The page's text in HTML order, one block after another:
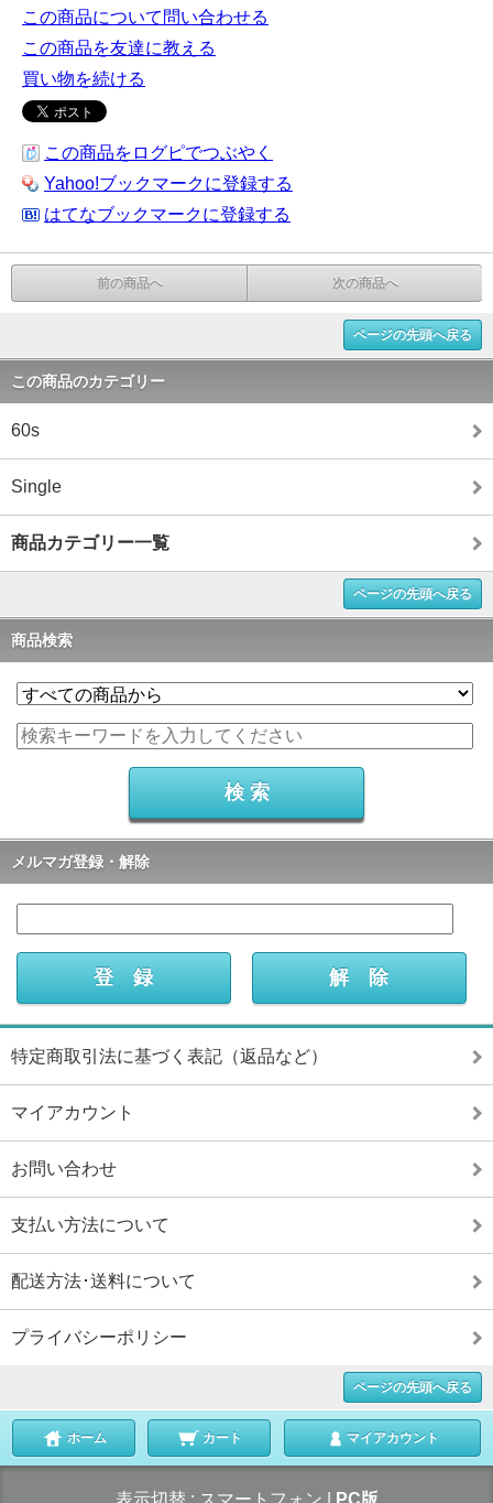
この商品について問い合わせる
この商品を友達に教える
買い物を続ける
この商品をログピでつぶやく
Yahoo!ブックマークに登録する
はてなブックマークに登録する
前の商品へ 次の商品へ
ページの先頭へ戻る
この商品のカテゴリー
60s
Single
商品カテゴリー一覧
ページの先頭へ戻る
商品検索
メルマガ登録・解除
特定商取引法に基づく表記（返品など）
マイアカウント
お問い合わせ
支払い方法について
配送方法･送料について
プライバシーポリシー
ページの先頭へ戻る
ホーム カート マイアカウント
表示切替 : スマートフォン PC版